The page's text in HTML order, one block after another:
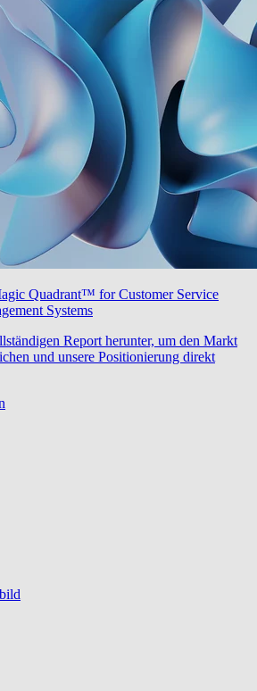
Quadrant™ for Customer Service
Systems
Report herunter, um den Markt
und unsere Positionierung direkt